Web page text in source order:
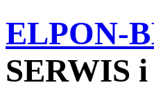
ELPON-
SERWIS